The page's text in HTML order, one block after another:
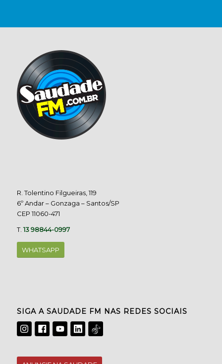
R. Tolentino Filgueiras, 119
6º Andar – Gonzaga – Santos/SP
CEP 11060-471
T.13 98844-0997
WHATSAPP
SIGA A SAUDADE FM NAS REDES SOCIAIS